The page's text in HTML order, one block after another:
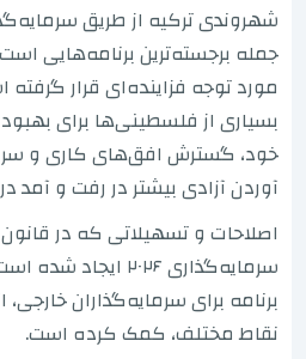
شهروندی ترکیه از طریق
جمله برجسته‌ترین برنامه‌هایی
مورد توجه فزاینده‌ای قرار گرفته
بسیاری از فلسطینی‌ها برای
خود، گسترش افق‌های کاری و
آوردن آزادی بیشتر در رفت و آمد
اصلاحات و تسهیلاتی که در
سرمایه‌گذاری ۲۰۲۶
برنامه برای سرمایه‌گذاران
نقاط مختلف، کمک کرده است.